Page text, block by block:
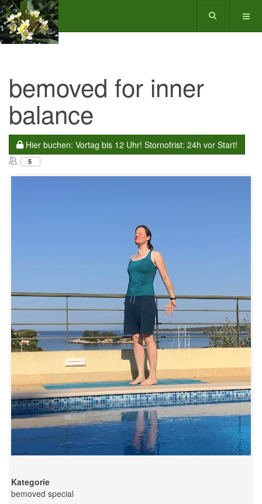
bemoved for inner
balance
Hier buchen: Vortag bis 12 Uhr! Stornofrist: 24h vor Start!
5
Kategorie
bemoved special